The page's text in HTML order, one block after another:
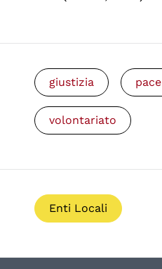
giustizia pace
volontariato
Enti Locali